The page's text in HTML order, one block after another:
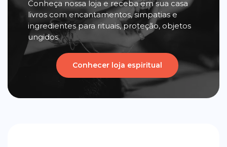
Conheça nossa loja e receba em sua casa
livros com encantamentos, simpatias e
ingredientes para rituais, proteção, objetos
ungidos.
Conhecer loja espiritual